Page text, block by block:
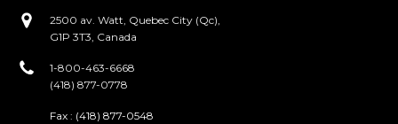
2500 av. Watt, Quebec City (Qc),
G1P 3T3, Canada
1-800-463-6668
(418) 877-0778
Fax : (418) 877-0548